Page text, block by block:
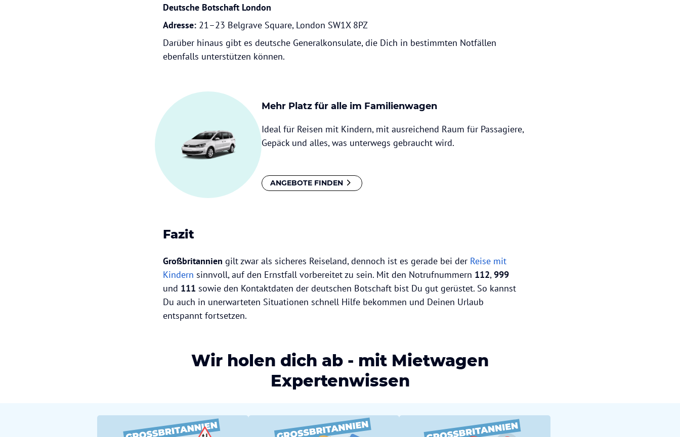
Deutsche Botschaft London
Adresse: 21–23 Belgrave Square, London SW1X 8PZ
Darüber hinaus gibt es deutsche Generalkonsulate, die Dich in bestimmten Notfällen
ebenfalls unterstützen können.
Mehr Platz für alle im Familienwagen
Ideal für Reisen mit Kindern, mit ausreichend Raum für Passagiere,
Gepäck und alles, was unterwegs gebraucht wird.
ANGEBOTE FINDEN
Fazit
Großbritannien gilt zwar als sicheres Reiseland, dennoch ist es gerade bei der Reise mit
Kindern sinnvoll, auf den Ernstfall vorbereitet zu sein. Mit den Notrufnummern 112,999
und 111 sowie den Kontaktdaten der deutschen Botschaft bist Du gut gerüstet. So kannst
Du auch in unerwarteten Situationen schnell Hilfe bekommen und Deinen Urlaub
entspannt fortsetzen.
Wir holen dich ab - mit Mietwagen
Expertenwissen